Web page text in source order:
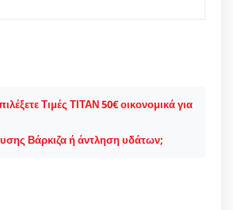
Τιμές ΤΙΤΑΝ 50€ οικονομικά για
Βάρκιζα ή άντληση υδάτων;